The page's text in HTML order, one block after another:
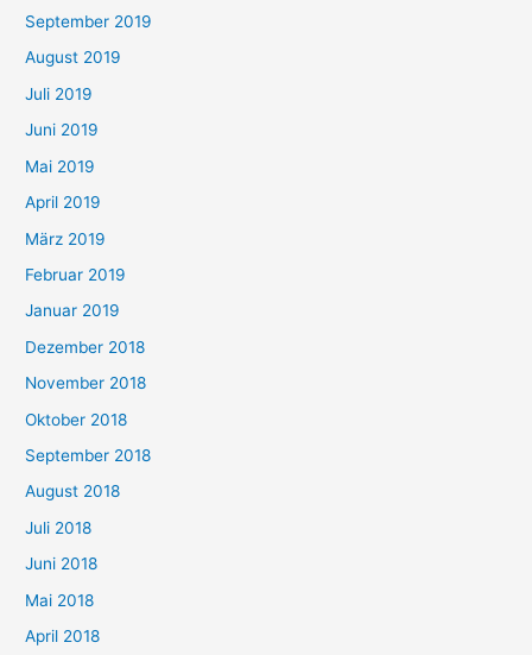
September 2019
August 2019
Juli 2019
Juni 2019
Mai 2019
April 2019
März 2019
Februar 2019
Januar 2019
Dezember 2018
November 2018
Oktober 2018
September 2018
August 2018
Juli 2018
Juni 2018
Mai 2018
April 2018